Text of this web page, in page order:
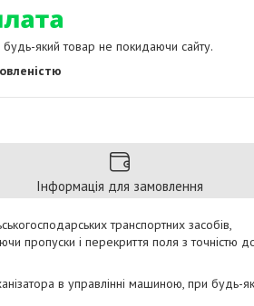
будь-який товар не покидаючи сайту.
Інформація для замовлення
транспортних засобів,
пропуски і перекриття поля з точністю
в управлінні машиною, при будь-